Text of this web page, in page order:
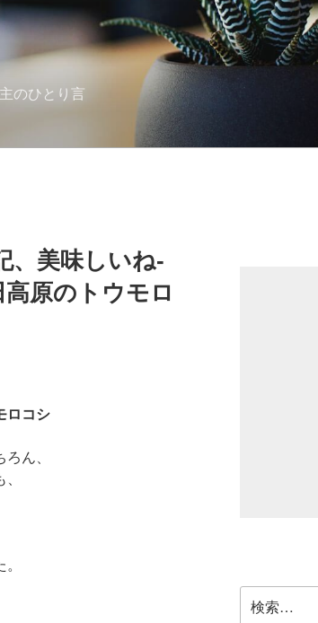
のひとり言
、美味しいね-
原のトウモロ
ロコシ
ん、
索: